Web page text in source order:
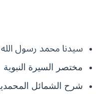
سيدنا محمد رسول
مختصر السيرة النبوية
شرح الشمائل